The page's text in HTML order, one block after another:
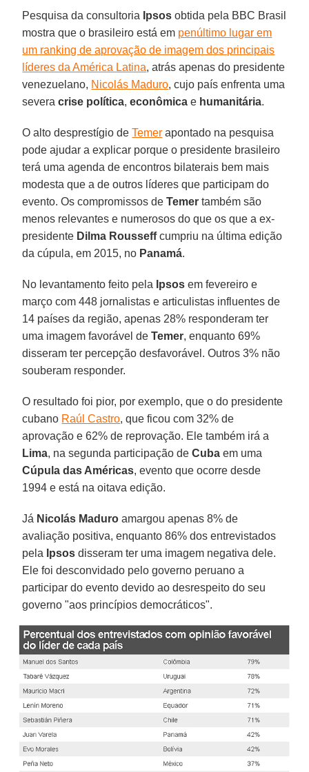
Pesquisa da consultoria Ipsos obtida pela BBC Brasil
mostra que o brasileiro está em penúltimo lugar em
um ranking de aprovação de imagem dos principais
líderes da América Latina, atrás apenas do presidente
venezuelano, Nicolás Maduro, cujo país enfrenta uma
severacrise política,econômica e humanitária.
O alto desprestígio deTemer apontado na pesquisa
pode ajudar a explicar porque o presidente brasileiro
terá uma agenda de encontros bilaterais bem mais
modesta que a de outros líderes que participam do
evento. Os compromissos deTemer também são
menos relevantes e numerosos do que os que a ex-
presidente Dilma Rousseffcumpriu na última edição
da cúpula, em 2015, no Panamá.
No levantamento feito pela Ipsos em fevereiro e
março com 448 jornalistas e articulistas influentes de
14 países da região, apenas 28% responderam ter
uma imagem favorável deTemer, enquanto 69%
disseram ter percepção desfavorável. Outros 3% não
souberam responder.
O resultado foi pior, por exemplo, que o do presidente
cubano Raúl Castro, que ficou com 32% de
aprovação e 62% de reprovação. Ele também irá a
Lima, na segunda participação deCuba em uma
Cúpula das Américas, evento que ocorre desde
1994 e está na oitava edição.
Já Nicolás Maduro amargou apenas 8% de
avaliação positiva, enquanto 86% dos entrevistados
pela Ipsos disseram ter uma imagem negativa dele.
Ele foi desconvidado pelo governo peruano a
participar do evento devido ao desrespeito do seu
governo "aos princípios democráticos".